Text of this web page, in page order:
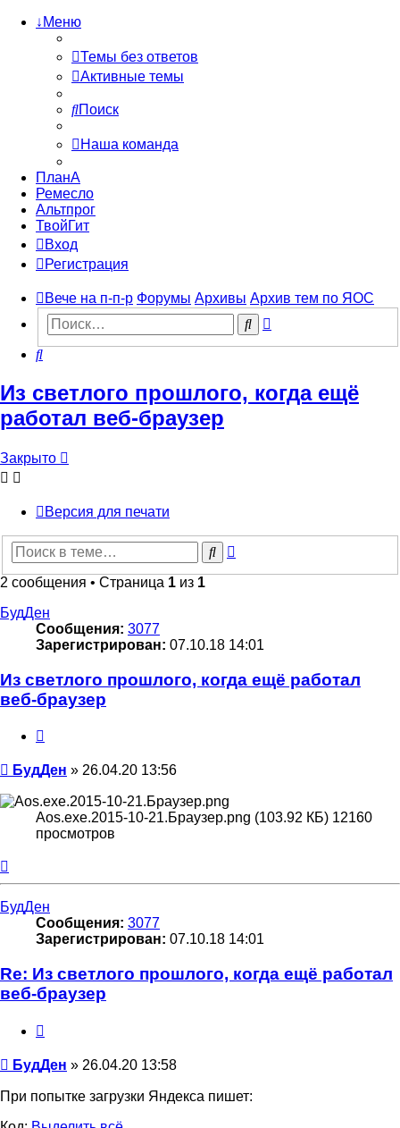
↓Меню
Темы без ответов
Активные темы
Поиск
Наша команда
ПланА
Ремесло
Альтпрог
ТвойГит
Вход
Регистрация
Вече на п-п-р Форумы Архивы Архив тем по ЯОС
Поиск
Поиск
Из светлого прошлого, когда ещё
работал веб-браузер
Закрыто
Версия для печати
Поиск
2 сообщения • Страница 1 из 1
БудДен
Сообщения: 3077
Зарегистрирован: 07.10.18 14:01
Из светлого прошлого, когда ещё работал
веб-браузер
Сообщение
БудДен » 26.04.20 13:56
Aos.exe.2015-10-21.Браузер.png (103.92 КБ) 12160
просмотров
к
БудДен
Сообщения: 3077
Зарегистрирован: 07.10.18 14:01
Re: Из светлого прошлого, когда ещё работал
веб-браузер
Сообщение
БудДен » 26.04.20 13:58
При попытке загрузки Яндекса пишет: